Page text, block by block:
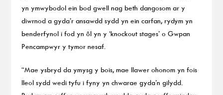
yn ymwybodol ein bod gwell nag beth dangosom ar y
diwrnod a gyda’r ansawdd sydd yn ein carfan, rydym yn
benderfynol i fod yn ôl yn y ‘knockout stages’ o Gwpan
Pencampwyr y tymor nesaf.
“Mae ysbryd da ymysg y bois, mae llawer ohonom yn fois
lleol sydd wedi tyfu i fyny yn chwarae gyda’n gilydd.